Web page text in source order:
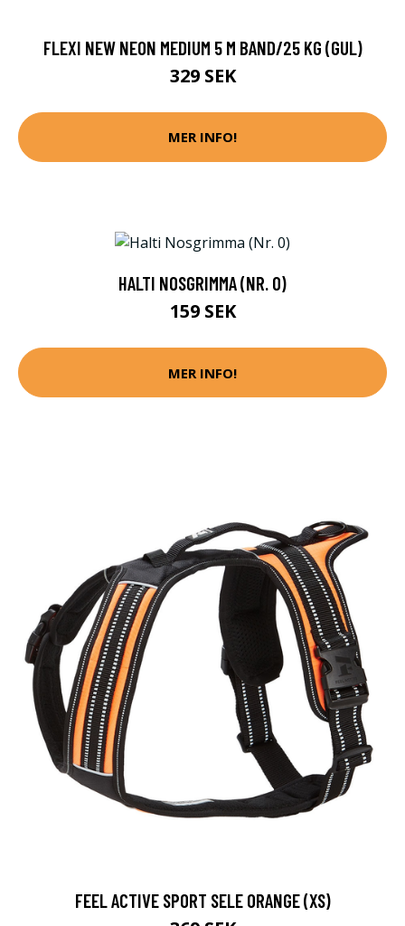
FLEXI NEW NEON MEDIUM 5 M BAND/25 KG (GUL)
329 SEK
MER INFO!
HALTI NOSGRIMMA (NR. 0)
159 SEK
MER INFO!
FEEL ACTIVE SPORT SELE ORANGE (XS)